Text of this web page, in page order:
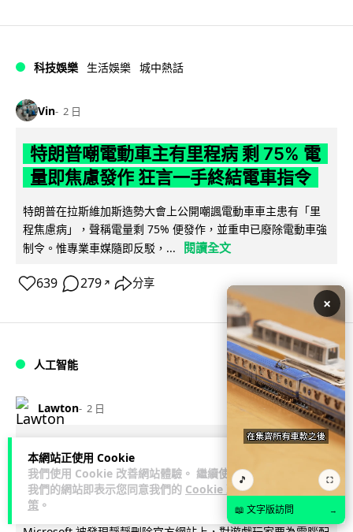
本網站正使用 Cookie
我們使用 Cookie 改善網站體驗。 繼續使用
我們的網站即表示您同意我們的 Cookie 政
策 。
科技娛樂 生活娛樂 城中熱話
Vin 2 日
特朗普嘲電動車主有里程病 剩 75% 電
量即焦慮發作 狂言一手終結電車指令
特朗普在拉斯維加斯造勢大會上公開嘲諷電動車車主患有「里
程焦慮病」，聲稱電量剩 75% 便發作，並重申已廢除電動車強
制令。惟專業車媒隨即反駁，...
閱讀全文
639 279 ↗ 分享
人工智能
Lawton 2 日
微軟刪走 32GB RAM 遊戲建議 分析:
為 8GB Surface 銷售鋪路 連自家
Copilot+ 門檻也未到
×
🎵 ⛶
📖 文字版訪問 →